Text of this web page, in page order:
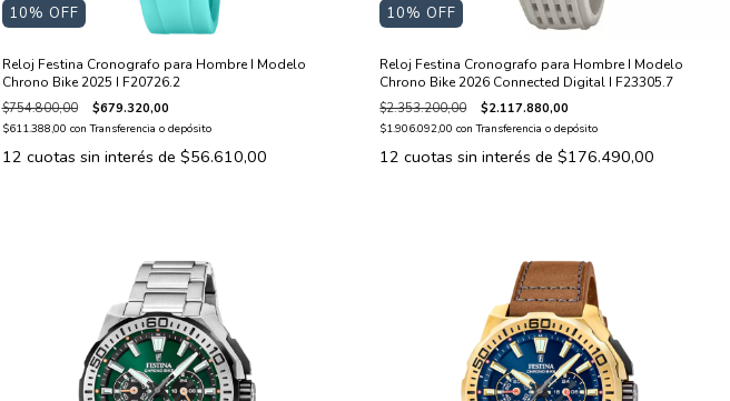
10% OFF
Reloj Festina Cronografo para Hombre I Modelo
Chrono Bike 2025 I F20726.2
$754.800,00 $679.320,00
$611.388,00 con Transferencia o depósito
12 cuotas sin interés de $56.610,00
10% OFF
Reloj Festina Cronografo para Hombre I Modelo
Chrono Bike 2026 Connected Digital I F23305.7
$2.353.200,00 $2.117.880,00
$1.906.092,00con Transferencia o depósito
12 cuotas sin interés de$176.490,00